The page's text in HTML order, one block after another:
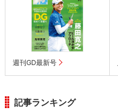
週刊GD最新号
記事ランキング